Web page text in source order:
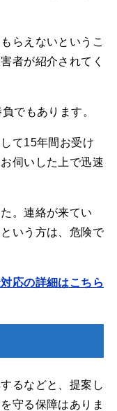
らえないというこ
者が紹介されてく
でもあります。
て15年間お受け
伺いした上で迅速
。連絡が来てい
いう方は、危険で
応の詳細はこちら
るなどと、提案し
守る保障はありま